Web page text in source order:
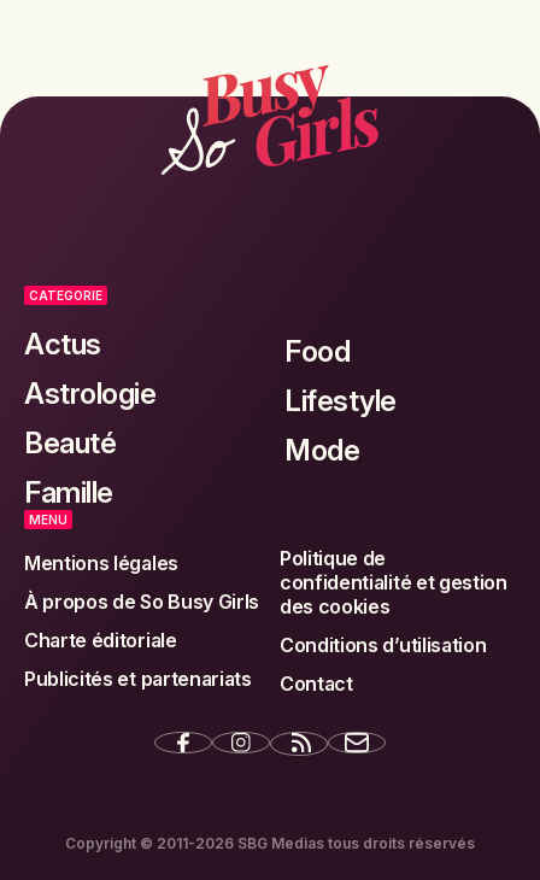
CATEGORIE
Actus
Astrologie
Beauté
Famille
Food
Lifestyle
Mode
MENU
Mentions légales
À propos de So Busy Girls
Charte éditoriale
Publicités et partenariats
Politique de
confidentialité et gestion
des cookies
Conditions d’utilisation
Contact
Copyright © 2011-2026 SBG Medias tous droits réservés